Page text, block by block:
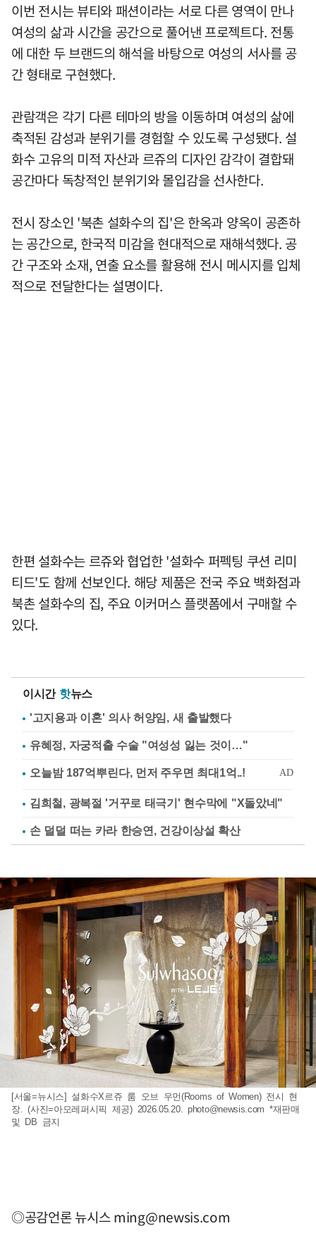
이번 전시는 뷰티와 패션이라는 서로 다른 영역이 만나
여성의 삶과 시간을 공간으로 풀어낸 프로젝트다. 전통
에 대한 두 브랜드의 해석을 바탕으로 여성의 서사를 공
간 형태로 구현했다.
관람객은 각기 다른 테마의 방을 이동하며 여성의 삶에
축적된 감성과 분위기를 경험할 수 있도록 구성됐다. 설
화수 고유의 미적 자산과 르쥬의 디자인 감각이 결합돼
공간마다 독창적인 분위기와 몰입감을 선사한다.
전시 장소인 '북촌 설화수의 집'은 한옥과 양옥이 공존하
는 공간으로, 한국적 미감을 현대적으로 재해석했다. 공
간 구조와 소재, 연출 요소를 활용해 전시 메시지를 입체
적으로 전달한다는 설명이다.
한편 설화수는 르쥬와 협업한 '설화수 퍼펙팅 쿠션 리미
티드'도 함께 선보인다. 해당 제품은 전국 주요 백화점과
북촌 설화수의 집, 주요 이커머스 플랫폼에서 구매할 수
있다.
이시간 핫뉴스
'고지용과 이혼' 의사 허양임, 새 출발했다
유혜정, 자궁적출 수술 "여성성 잃는 것이…"
김희철, 광복절 '거꾸로 태극기' 현수막에 "X돌았네"
손 덜덜 떠는 카라 한승연, 건강이상설 확산
[서울=뉴시스] 설화수X르쥬 룸 오브 우먼(Rooms of Women) 전시 현
장. (사진=아모레퍼시픽 제공) 2026.05.20. photo@newsis.com *재판매
및 DB 금지
◎공감언론 뉴시스ming@newsis.com